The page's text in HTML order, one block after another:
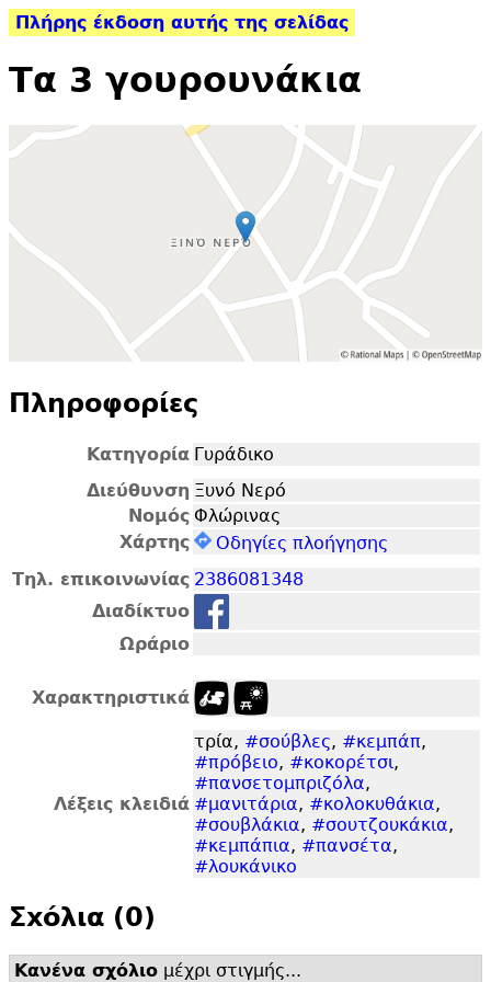
Πλήρης έκδοση αυτής της σελίδας
Τα 3 γουρουνάκια
Πληροφορίες
Κατηγορία Γυράδικο
Διεύθυνση Ξυνό Νερό
Νομός Φλώρινας
Χάρτης
Οδηγίες πλοήγησης
Τηλ. επικοινωνίας 2386081348
Διαδίκτυο
Ωράριο
Χαρακτηριστικά
Λέξεις κλειδιά
τρία, #σούβλες, #κεμπάπ,
#πρόβειο, #κοκορέτσι,
#πανσετομπριζόλα,
#μανιτάρια, #κολοκυθάκια,
#σουβλάκια, #σουτζουκάκια,
#κεμπάπια, #πανσέτα,
#λουκάνικο
Σxόλια (0)
Κανένα σχόλιο μέχρι στιγμής...